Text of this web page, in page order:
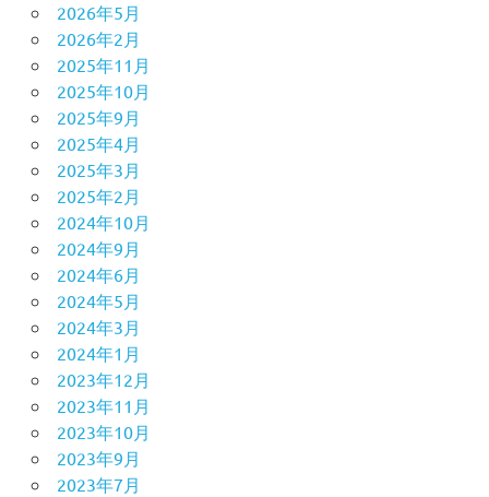
2026年5月
2026年2月
2025年11月
2025年10月
2025年9月
2025年4月
2025年3月
2025年2月
2024年10月
2024年9月
2024年6月
2024年5月
2024年3月
2024年1月
2023年12月
2023年11月
2023年10月
2023年9月
2023年7月